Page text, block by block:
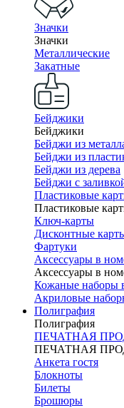
Значки
Значки
Металлические
Закатные
Бейджики
Бейджики
Бейджи из
Бейджи из
Бейджи из дерева
Бейджи с
Пластиковые
Пластиковые
Ключ-карты
Дисконтные
Фартуки
Аксессуары в
Аксессуары в
Кожаные наборы
Акриловые
Полиграфия
Полиграфия
ПЕЧАТНАЯ
ПЕЧАТНАЯ
Анкета гостя
Блокноты
Билеты
Брошюры